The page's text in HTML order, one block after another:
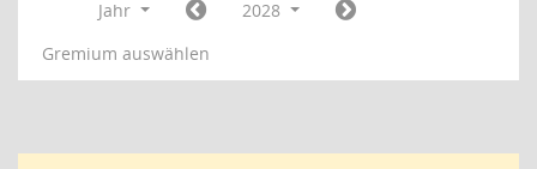
Jahr
2028
Gremium auswählen